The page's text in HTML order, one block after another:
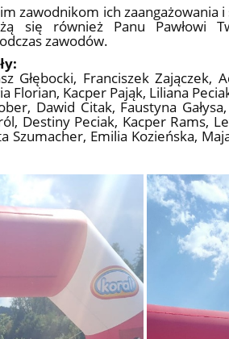
zawodnikom ich zaangażowania
się również Panu Pawłowi
zawodów.
Głębocki, Franciszek Zajączek,
Florian, Kacper Pająk, Liliana
Dawid Citak, Faustyna
Destiny Peciak, Kacper Rams,
Szumacher, Emilia Kozieńska,